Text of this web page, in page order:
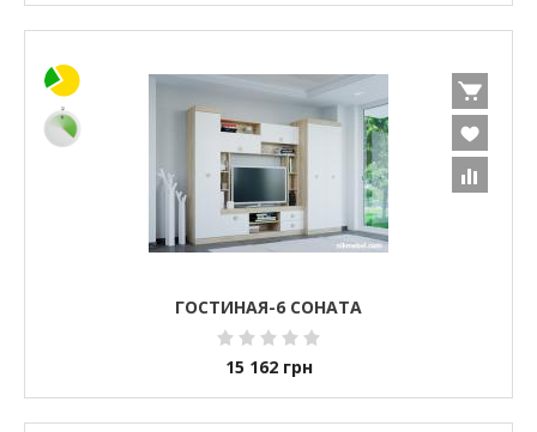
ГОСТИНАЯ-6 СОНАТА
15 162 грн